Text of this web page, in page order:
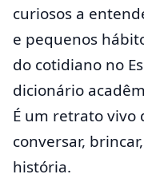
curiosos a
e pequenos
do cotidiano no
dicionário
É um retrato vivo
conversar,
história.